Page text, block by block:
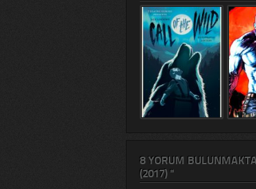
8 YORUM
(2017) "